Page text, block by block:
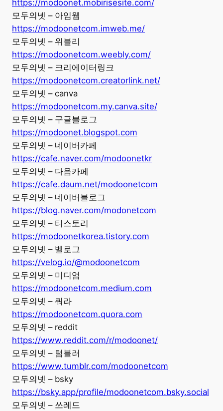
https://modoonet.mobirisesite.com/
모두의넷 – 아임웹
https://modoonetcom.imweb.me/
모두의넷 – 위블리
https://modoonetcom.weebly.com/
모두의넷 – 크리에이터링크
https://modoonetcom.creatorlink.net/
모두의넷 – canva
https://modoonetcom.my.canva.site/
모두의넷 – 구글블로그
https://modoonet.blogspot.com
모두의넷 – 네이버카페
https://cafe.naver.com/modoonetkr
모두의넷 – 다음카페
https://cafe.daum.net/modoonetcom
모두의넷 – 네이버블로그
https://blog.naver.com/modonetcom
모두의넷 – 티스토리
https://modoonetkorea.tistory.com
모두의넷 – 벨로그
https://velog.io/@modoonetcom
모두의넷 – 미디엄
https://modoonetcom.medium.com
모두의넷 – 쿼라
https://modoonetcom.quora.com
모두의넷 – reddit
https://www.reddit.com/r/modoonet/
모두의넷 – 텀블러
https://www.tumblr.com/modoonetcom
모두의넷 – bsky
https://bsky.app/profile/modoonetcom.bsky.social
모두의넷 – 쓰레드